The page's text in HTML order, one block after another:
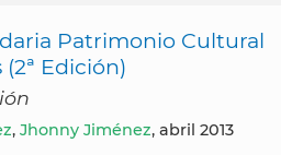
Patrimonio Cultural
Edición)
, Jhonny Jiménez, abril 2013